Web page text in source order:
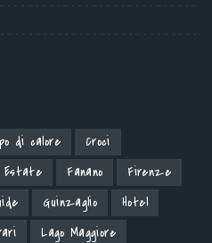
di calore
Croci
Estate Fanano
Firenze
Guinzaglio
Hotel
Lago Maggiore